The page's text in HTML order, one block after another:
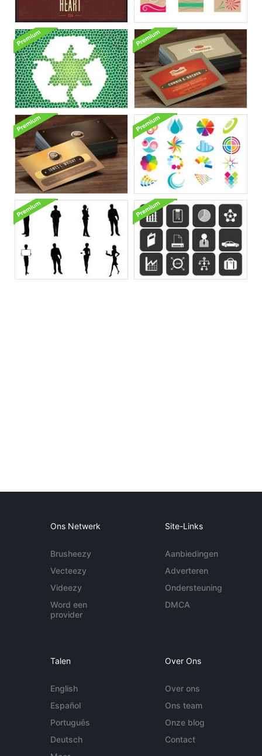
Ons Netwerk
Brusheezy
Vecteezy
Videezy
Word een
provider
Site-Links
Aanbiedingen
Adverteren
Ondersteuning
DMCA
Talen
English
Español
Português
Deutsch
Over Ons
Over ons
Ons team
Onze blog
Contact